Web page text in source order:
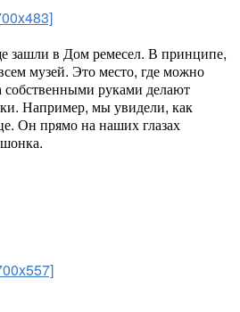
зашли в Дом ремесел. В принципе,
музей. Это место, где можно
собственными руками делают
Например, мы увидели, как
Он прямо на наших глазах